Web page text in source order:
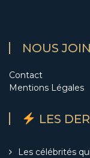
NOUS
Contact
Mentions Légales
LES
Les célébrités